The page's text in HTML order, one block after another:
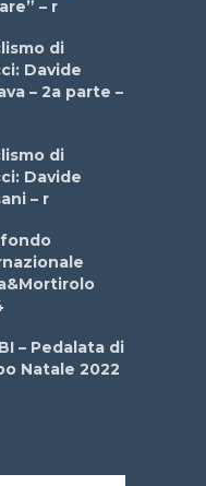
– r
di
Davide
– 2a parte –
di
Davide
– r
– Pedalata di
Natale 2022